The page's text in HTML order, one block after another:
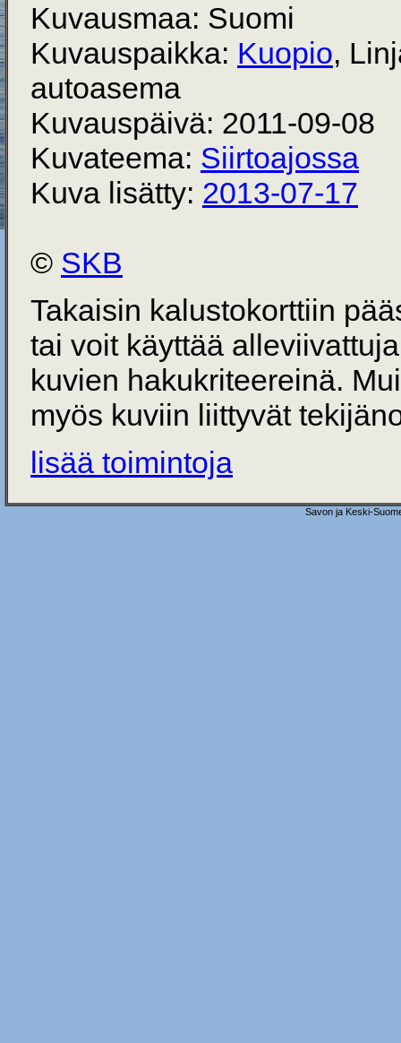
Kuvausmaa: Suomi
Kuvauspaikka: Kuopio,
autoasema
Kuvauspäivä: 2011-09-08
Kuvateema: Siirtoajossa
Kuva lisätty: 2013-07-17
© SKB
Takaisin kalustokorttiin
tai voit käyttää
kuvien hakukriteereinä.
myös kuviin liittyvät
lisää toimintoja
Savon ja Keski-